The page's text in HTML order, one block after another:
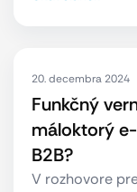
20. decembra 2024
Funkčný
máloktorý
B2B?
V rozhovore